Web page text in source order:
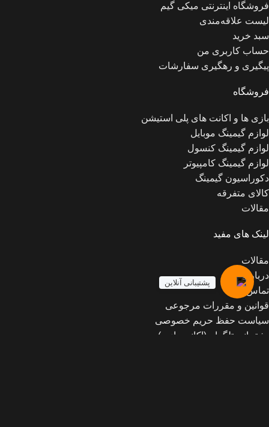
فروشگاه اینترنتی میکی گیم
لیست علاقه‌مندی
سبد خرید
حساب کاربری من
پیگیری و رهگیری سفارشات
فروشگاه
بازی ها و اکانت های پلی استیشن
لوازم گیمینگ موبایل
لوازم گیمینگ کنسول
لوازم گیمینگ کامپیوتر
دکوراسیون گیمینگ
کالای متفرقه
مقالات
لینک های مفید
مقالات
درباره ما
تماس با ما
قوانین و مقررات مرجوعی
سیاست حفظ حریم خصوصی
پشتیبانی تلگرام (اکانت بازی)
پشتیبانی آنلاین